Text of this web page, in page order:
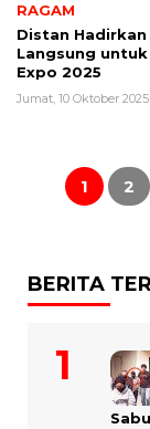
RAGAM
Distan Hadirkan
Langsung
Expo 2025
Jumat, 10 Oktober
Paginasi
pos1 2
BERITA
Sabu